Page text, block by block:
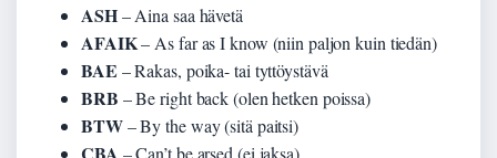
ASH– Aina saa hävetä
AFAIK– As far as I know (niin paljon kuin tiedän)
BAE – Rakas, poika- tai tyttöystävä
BRB – Be right back (olen hetken poissa)
BTW– By the way (sitä paitsi)
CBA – Can’t be arsed (ei jaksa)